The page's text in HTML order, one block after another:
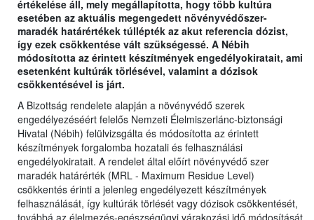
értékelése áll, mely megállapította, hogy több kultúra
esetében az aktuális megengedett növényvédőszer-
maradék határértékek túllépték az akut referencia dózist,
így ezek csökkentése vált szükségessé. A Nébih
módosította az érintett készítmények engedélyokiratait, ami
esetenként kultúrák törlésével, valamint a dózisok
csökkentésével is járt.
A Bizottság rendelete alapján a növényvédő szerek
engedélyezéséért felelős Nemzeti Élelmiszerlánc-biztonsági
Hivatal (Nébih) felülvizsgálta és módosította az érintett
készítmények forgalomba hozatali és felhasználási
engedélyokiratait. A rendelet által előírt növényvédő szer
maradék határérték (MRL - Maximum Residue Level)
csökkentés érinti a jelenleg engedélyezett készítmények
felhasználását, így kultúrák törlését vagy dózisok csökkentését,